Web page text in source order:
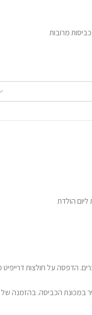
מרובות
ליום הולדת
הדפסה על חולצות